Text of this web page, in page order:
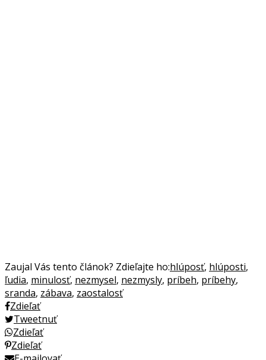
Zaujal Vás tento článok? Zdieľajte ho:hlúposť, hlúposti,
ľudia, minulosť, nezmysel, nezmysly, príbeh, príbehy,
sranda, zábava, zaostalosť
Zdieľať
Tweetnuť
Zdieľať
Zdieľať